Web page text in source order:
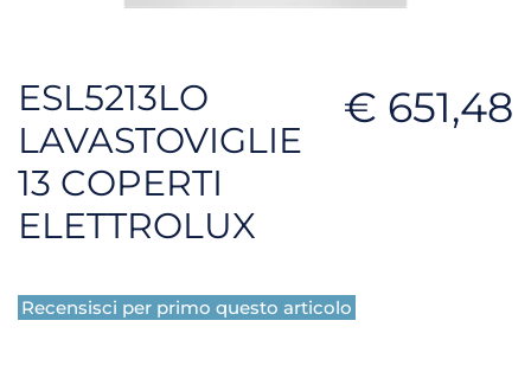
ESL5213LO
LAVASTOVIGLIE
13 COPERTI
ELETTROLUX
€ 651,48
Recensisci per primo questo articolo